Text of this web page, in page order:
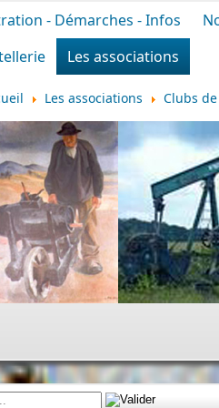
- Démarches - Infos
Les associations
Les associations Clubs